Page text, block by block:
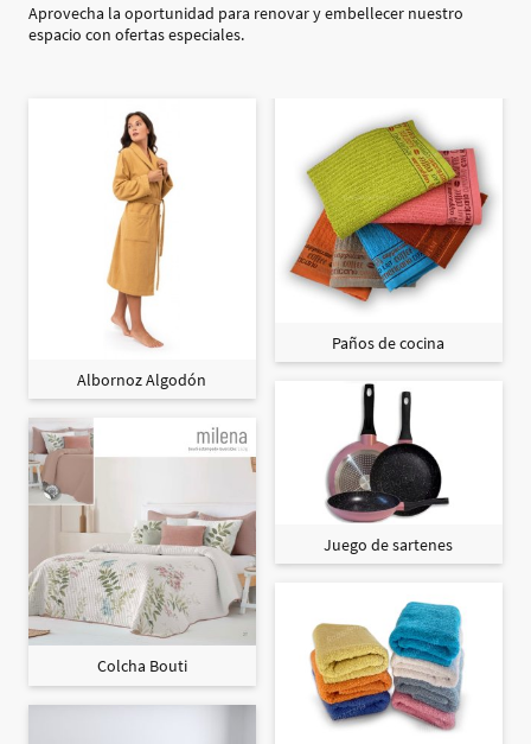
Aprovecha la oportunidad para renovar y embellecer nuestro
espacio con ofertas especiales.
Albornoz Algodón
Colcha Bouti
Paños de cocina
Juego de sartenes